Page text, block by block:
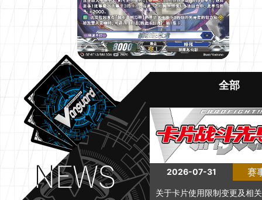
全部
2026-07-31 赛
关于卡片使用限制变更及相